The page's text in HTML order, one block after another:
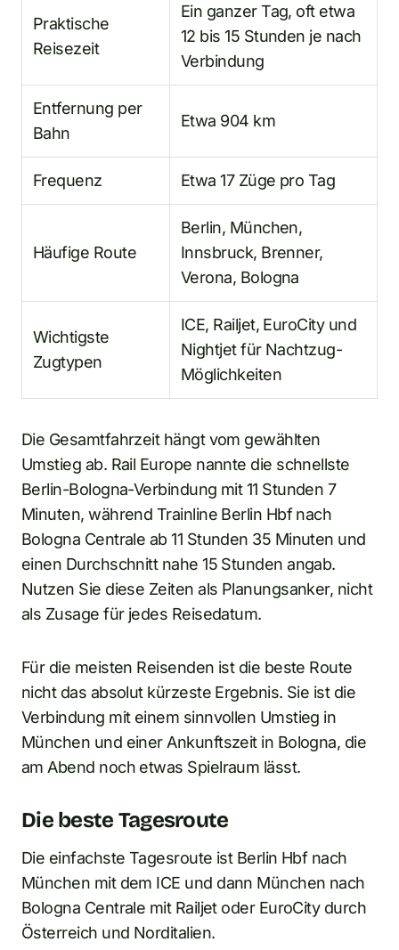
Praktische
Reisezeit
Ein ganzer Tag, oft etwa
12 bis 15 Stunden je nach
Verbindung
Entfernung per
Bahn
Etwa 904 km
Frequenz Etwa 17 Züge pro Tag
Häufige Route
Berlin, München,
Innsbruck, Brenner,
Verona, Bologna
Wichtigste
Zugtypen
ICE, Railjet, EuroCity und
Nightjet für Nachtzug-
Möglichkeiten
Die Gesamtfahrzeit hängt vom gewählten
Umstieg ab. Rail Europe nannte die schnellste
Berlin-Bologna-Verbindung mit 11 Stunden 7
Minuten, während Trainline Berlin Hbf nach
Bologna Centrale ab 11 Stunden 35 Minuten und
einen Durchschnitt nahe 15 Stunden angab.
Nutzen Sie diese Zeiten als Planungsanker, nicht
als Zusage für jedes Reisedatum.
Für die meisten Reisenden ist die beste Route
nicht das absolut kürzeste Ergebnis. Sie ist die
Verbindung mit einem sinnvollen Umstieg in
München und einer Ankunftszeit in Bologna, die
am Abend noch etwas Spielraum lässt.
Die beste Tagesroute
Die einfachste Tagesroute ist Berlin Hbf nach
München mit dem ICE und dann München nach
Bologna Centrale mit Railjet oder EuroCity durch
Österreich und Norditalien.